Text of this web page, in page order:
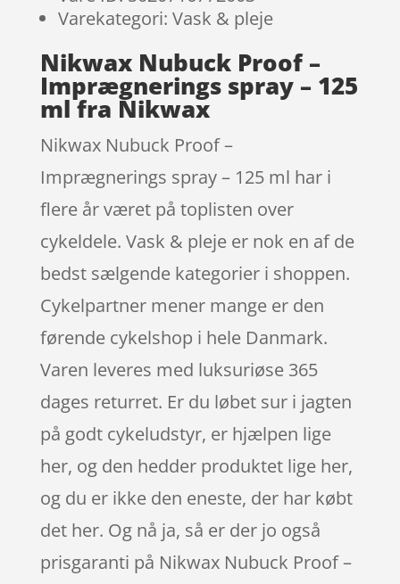
Varekategori: Vask & pleje
Nikwax Nubuck Proof –
Imprægnerings spray – 125
ml fra Nikwax
Nikwax Nubuck Proof –
Imprægnerings spray – 125 ml har i
flere år været på toplisten over
cykeldele. Vask & pleje er nok en af de
bedst sælgende kategorier i shoppen.
Cykelpartner mener mange er den
førende cykelshop i hele Danmark.
Varen leveres med luksuriøse 365
dages returret. Er du løbet sur i jagten
på godt cykeludstyr, er hjælpen lige
her, og den hedder produktet lige her,
og du er ikke den eneste, der har købt
det her. Og nå ja, så er der jo også
prisgaranti på Nikwax Nubuck Proof –